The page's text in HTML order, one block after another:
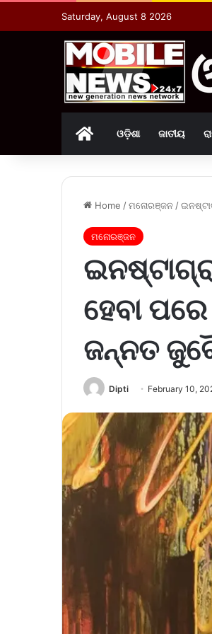
Saturday, August 8 2026
Homeଓଡ଼ିଶା ଜାତୀୟ
Home /ମନୋରଞ୍ଜନ /
ମନୋରଞ୍ଜନ
ହେବା
ଜନ୍ନତ
Dipti February 10,